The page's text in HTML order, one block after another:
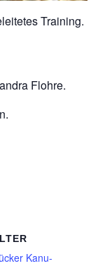
Training.
Flohre.
Kanu-